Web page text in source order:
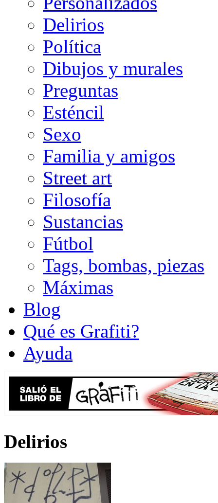
Delirios
Política
Dibujos y murales
Preguntas
Esténcil
Sexo
Familia y amigos
Street art
Filosofía
Sustancias
Fútbol
Tags, bombas, piezas
Máximas
Blog
Qué es Grafiti?
Ayuda
Delirios